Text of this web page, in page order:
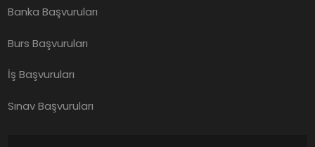
Banka Başvuruları
Burs Başvuruları
İş Başvuruları
Sınav Başvuruları